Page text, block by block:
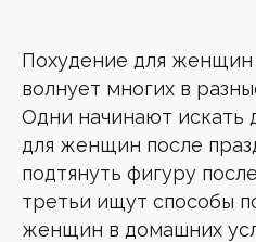
Похудение для
волнует многих в
Одни начинают искать
для женщин после
подтянуть фигуру
третьи ищут способы
женщин в домашних